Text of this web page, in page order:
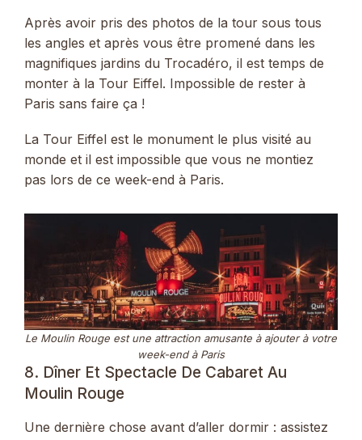
Après avoir pris des photos de la tour sous tous
les angles et après vous être promené dans les
magnifiques jardins du Trocadéro, il est temps de
monter à la Tour Eiffel. Impossible de rester à
Paris sans faire ça !
La Tour Eiffel est le monument le plus visité au
monde et il est impossible que vous ne montiez
pas lors de ce week-end à Paris.
Le Moulin Rouge est une attraction amusante à ajouter à votre
week-end à Paris
8. Dîner Et Spectacle De Cabaret Au
Moulin Rouge
Une dernière chose avant d’aller dormir : assistez